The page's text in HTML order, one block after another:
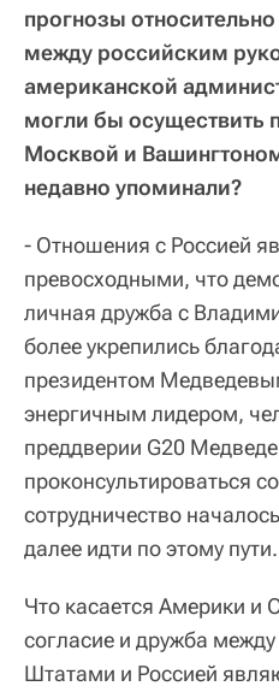
прогнозы
между российским
американской
могли бы осуществить
Москвой и
недавно упоминали?
- Отношения с Россией
превосходными, что
личная дружба с
более укрепились
президентом
энергичным лидером,
преддверии G20
проконсультироваться
сотрудничество
далее идти по этому пути.
Что касается Америки и
согласие и дружба
Штатами и Россией